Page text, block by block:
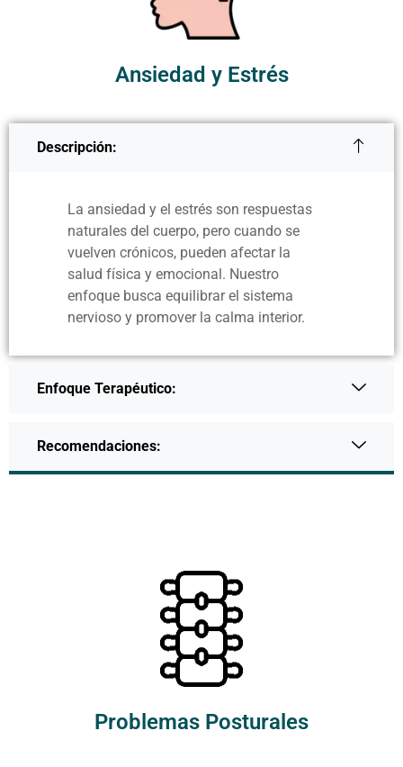
Ansiedad y Estrés
Descripción:
La ansiedad y el estrés son respuestas
naturales del cuerpo, pero cuando se
vuelven crónicos, pueden afectar la
salud física y emocional. Nuestro
enfoque busca equilibrar el sistema
nervioso y promover la calma interior.
Enfoque Terapéutico:
Recomendaciones:
Problemas Posturales